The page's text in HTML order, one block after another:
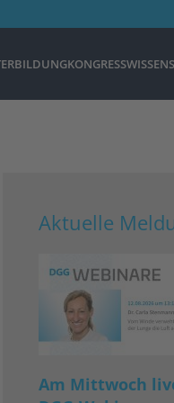
KONGRESS
Aktuelle
Am Mittwoch